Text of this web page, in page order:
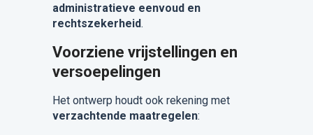
administratieve eenvoud en
rechtszekerheid.
Voorziene vrijstellingen en
versoepelingen
Het ontwerp houdt ook rekening met
verzachtende maatregelen: